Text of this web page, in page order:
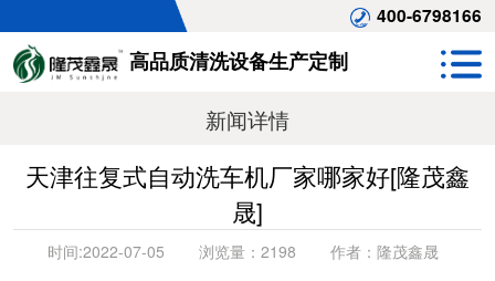
400-6798166
高品质清洗设备生产定制
新闻详情
天津往复式自动洗车机厂家哪家好[隆茂鑫
晟]
时间:2022-07-05 浏览量： 2198 作者： 隆茂鑫晟